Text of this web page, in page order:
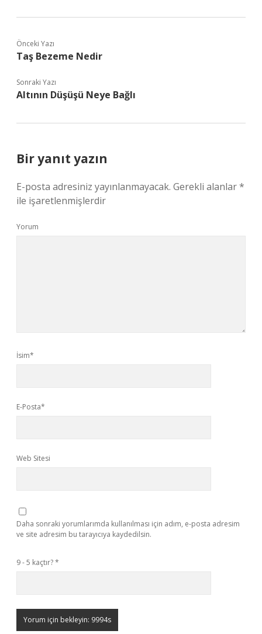
Önceki Yazı
Taş Bezeme Nedir
Sonraki Yazı
Altının Düşüşü Neye Bağlı
Bir yanıt yazın
E-posta adresiniz yayınlanmayacak. Gerekli alanlar*
ile işaretlenmişlerdir
Yorum
İsim*
E-Posta*
Web Sitesi
Daha sonraki yorumlarımda kullanılması için adım, e-posta adresim
ve site adresim bu tarayıcıya kaydedilsin.
9 - 5 kaçtır?*